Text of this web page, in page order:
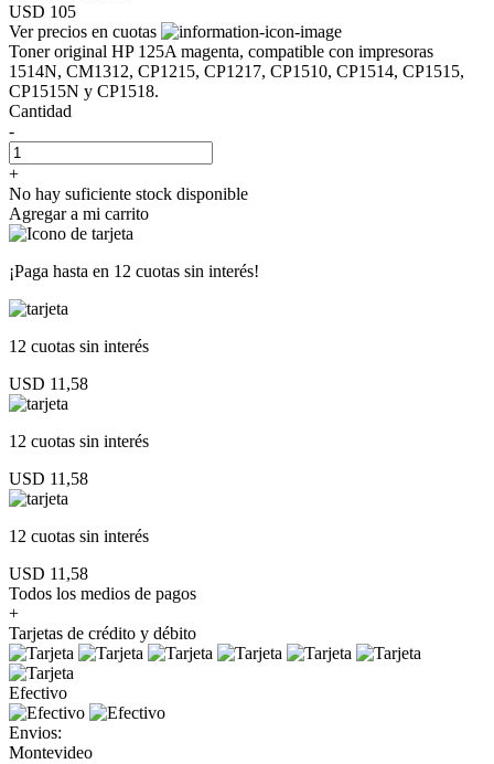
USD 105
Ver precios en cuotas
Toner original HP 125A magenta, compatible con impresoras
1514N, CM1312, CP1215, CP1217, CP1510, CP1514, CP1515,
CP1515N y CP1518.
Cantidad
-
+
No hay suficiente stock disponible
Agregar a mi carrito
¡Paga hasta en 12 cuotas sin interés!
12 cuotas sin interés
USD 11,58
12 cuotas sin interés
USD 11,58
12 cuotas sin interés
USD 11,58
Todos los medios de pagos
+
Tarjetas de crédito y débito
Efectivo
Envios:
Montevideo